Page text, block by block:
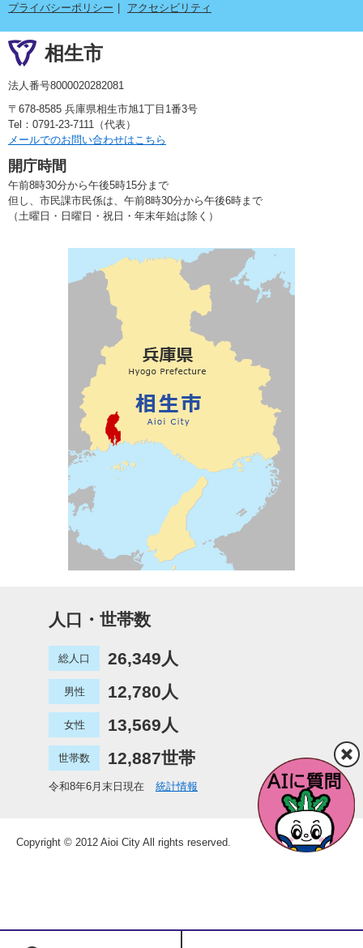
プライバシーポリシー
アクセシビリティ
相生市
法人番号8000020282081
〒678-8585 兵庫県相生市旭1丁目1番3号
Tel：0791-23-7111（代表）
メールでのお問い合わせはこちら
開庁時間
午前8時30分から午後5時15分まで
但し、市民課市民係は、午前8時30分から午後6時まで
（土曜日・日曜日・祝日・年末年始は除く）
人口・世帯数
総人口 26,349人
男性 12,780人
女性 13,569人
世帯数 12,887世帯
令和8年6月末日現在 統計情報
Copyright © 2012 Aioi City All rights reserved.